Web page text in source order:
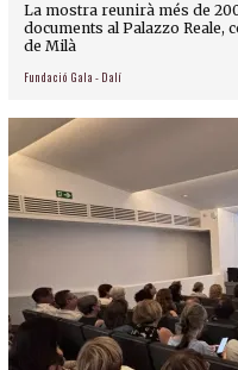
La mostra reunirà més de
documents al Palazzo Reale,
de Milà
Fundació Gala - Dalí